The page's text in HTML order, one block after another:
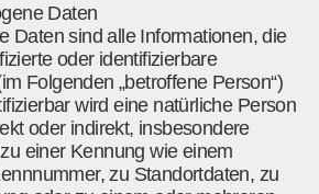
Daten
Daten sind alle Informationen, die
oder identifizierbare
Folgenden „betroffene Person“)
wird eine natürliche Person
oder indirekt, insbesondere
einer Kennung wie einem
zu Standortdaten, zu